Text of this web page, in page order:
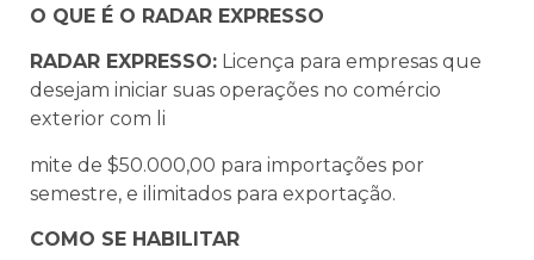
O QUE É O RADAR EXPRESSO
RADAR EXPRESSO: Licença para empresas que
desejam iniciar suas operações no comércio
exterior com li
mite de $50.000,00 para importações por
semestre, e ilimitados para exportação. ​
COMO SE HABILITAR